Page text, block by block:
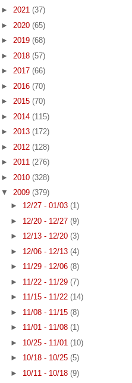
► 2021 (37)
► 2020 (65)
► 2019 (68)
► 2018 (57)
► 2017 (66)
► 2016 (70)
► 2015 (70)
► 2014 (115)
► 2013 (172)
► 2012 (128)
► 2011 (276)
► 2010 (328)
▼ 2009 (379)
► 12/27 - 01/03 (1)
► 12/20 - 12/27 (9)
► 12/13 - 12/20 (3)
► 12/06 - 12/13 (4)
► 11/29 - 12/06 (8)
► 11/22 - 11/29 (7)
► 11/15 - 11/22 (14)
► 11/08 - 11/15 (8)
► 11/01 - 11/08 (1)
► 10/25 - 11/01 (10)
► 10/18 - 10/25 (5)
► 10/11 - 10/18 (9)